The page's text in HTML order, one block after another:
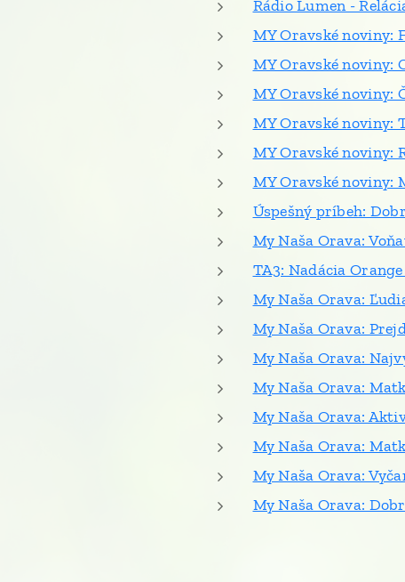
Rádio Lumen -
MY Oravské noviny:
MY Oravské noviny:
MY Oravské noviny:
MY Oravské noviny:
MY Oravské noviny:
MY Oravské noviny:
Úspešný príbeh:
My Naša Orava:
TA3: Nadácia
My Naša Orava:
My Naša Orava:
My Naša Orava:
My Naša Orava:
My Naša Orava:
My Naša Orava:
My Naša Orava:
My Naša Orava: